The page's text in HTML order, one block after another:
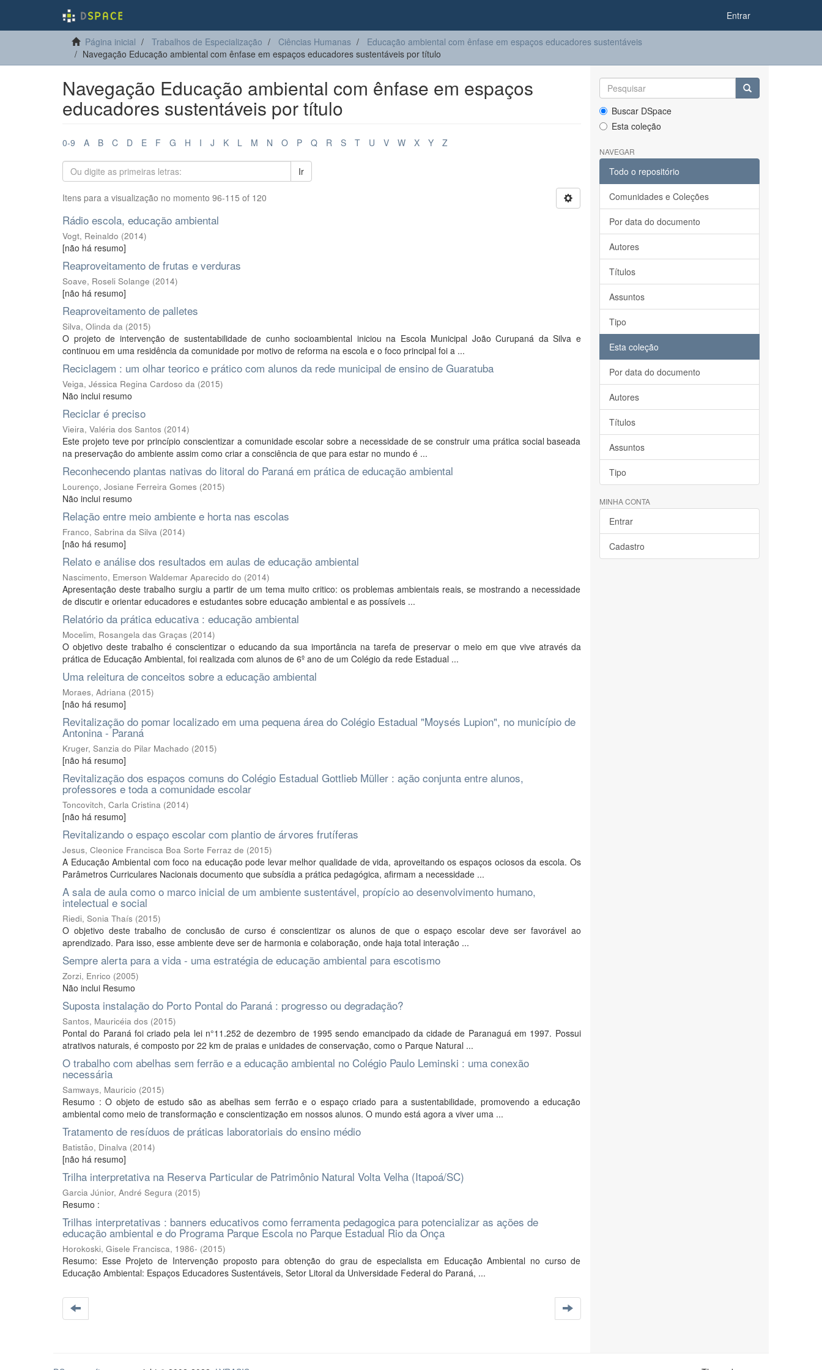
Entrar
Página inicial Trabalhos de Especialização Ciências Humanas
Educação ambiental com ênfase em espaços educadores sustentáveis
Navegação Educação ambiental com ênfase em espaços educadores sustentáveis por título
Navegação Educação ambiental com ênfase em espaços
educadores sustentáveis por título
0-9 A B C D E F G H I J K L M N O P Q R S T U V W X Y Z
Ir
Itens para a visualização no momento 96-115 of 120
Rádio escola, educação ambiental
Vogt, Reinaldo (2014)
[não há resumo]
Reaproveitamento de frutas e verduras
Soave, Roseli Solange (2014)
[não há resumo]
Reaproveitamento de palletes
Silva, Olinda da (2015)
O projeto de intervenção de sustentabilidade de cunho socioambiental iniciou na Escola Municipal João Curupaná da Silva e
continuou em uma residência da comunidade por motivo de reforma na escola e o foco principal foi a ...
Reciclagem : um olhar teorico e prático com alunos da rede municipal de ensino de Guaratuba
Veiga, Jéssica Regina Cardoso da (2015)
Não inclui resumo
Reciclar é preciso
Vieira, Valéria dos Santos (2014)
Este projeto teve por princípio conscientizar a comunidade escolar sobre a necessidade de se construir uma prática social baseada
na preservação do ambiente assim como criar a consciência de que para estar no mundo é ...
Reconhecendo plantas nativas do litoral do Paraná em prática de educação ambiental
Lourenço, Josiane Ferreira Gomes (2015)
Não inclui resumo
Relação entre meio ambiente e horta nas escolas
Franco, Sabrina da Silva (2014)
[não há resumo]
Relato e análise dos resultados em aulas de educação ambiental
Nascimento, Emerson Waldemar Aparecido do (2014)
Apresentação deste trabalho surgiu a partir de um tema muito critico: os problemas ambientais reais, se mostrando a necessidade
de discutir e orientar educadores e estudantes sobre educação ambiental e as possíveis ...
Relatório da prática educativa : educação ambiental
Mocelim, Rosangela das Graças (2014)
O objetivo deste trabalho é conscientizar o educando da sua importância na tarefa de preservar o meio em que vive através da
prática de Educação Ambiental, foi realizada com alunos de 6º ano de um Colégio da rede Estadual ...
Uma releitura de conceitos sobre a educação ambiental
Moraes, Adriana (2015)
[não há resumo]
Revitalização do pomar localizado em uma pequena área do Colégio Estadual "Moysés Lupion", no município de
Antonina - Paraná
Kruger, Sanzia do Pilar Machado (2015)
[não há resumo]
Revitalização dos espaços comuns do Colégio Estadual Gottlieb Müller : ação conjunta entre alunos,
professores e toda a comunidade escolar
Toncovitch, Carla Cristina (2014)
[não há resumo]
Revitalizando o espaço escolar com plantio de árvores frutíferas
Jesus, Cleonice Francisca Boa Sorte Ferraz de (2015)
A Educação Ambiental com foco na educação pode levar melhor qualidade de vida, aproveitando os espaços ociosos da escola. Os
Parâmetros Curriculares Nacionais documento que subsídia a prática pedagógica, afirmam a necessidade ...
A sala de aula como o marco inicial de um ambiente sustentável, propício ao desenvolvimento humano,
intelectual e social
Riedi, Sonia Thaís (2015)
O objetivo deste trabalho de conclusão de curso é conscientizar os alunos de que o espaço escolar deve ser favorável ao
aprendizado. Para isso, esse ambiente deve ser de harmonia e colaboração, onde haja total interação ...
Sempre alerta para a vida - uma estratégia de educação ambiental para escotismo
Zorzi, Enrico (2005)
Não inclui Resumo
Suposta instalação do Porto Pontal do Paraná : progresso ou degradação?
Santos, Mauricéia dos (2015)
Pontal do Paraná foi criado pela lei n°11.252 de dezembro de 1995 sendo emancipado da cidade de Paranaguá em 1997. Possui
atrativos naturais, é composto por 22 km de praias e unidades de conservação, como o Parque Natural ...
O trabalho com abelhas sem ferrão e a educação ambiental no Colégio Paulo Leminski : uma conexão
necessária
Samways, Mauricio (2015)
Resumo : O objeto de estudo são as abelhas sem ferrão e o espaço criado para a sustentabilidade, promovendo a educação
ambiental como meio de transformação e conscientização em nossos alunos. O mundo está agora a viver uma ...
Tratamento de resíduos de práticas laboratoriais do ensino médio
Batistão, Dinalva (2014)
[não há resumo]
Trilha interpretativa na Reserva Particular de Patrimônio Natural Volta Velha (Itapoá/SC)
Garcia Júnior, André Segura (2015)
Resumo :
Trilhas interpretativas : banners educativos como ferramenta pedagogica para potencializar as ações de
educação ambiental e do Programa Parque Escola no Parque Estadual Rio da Onça
Horokoski, Gisele Francisca, 1986- (2015)
Resumo: Esse Projeto de Intervenção proposto para obtenção do grau de especialista em Educação Ambiental no curso de
Educação Ambiental: Espaços Educadores Sustentáveis, Setor Litoral da Universidade Federal do Paraná, ...
Buscar DSpace
Esta coleção
NAVEGAR
Todo o repositório
Comunidades e Coleções
Por data do documento
Autores
Títulos
Assuntos
Tipo
Esta coleção
Por data do documento
Autores
Títulos
Assuntos
Tipo
MINHA CONTA
Entrar
Cadastro